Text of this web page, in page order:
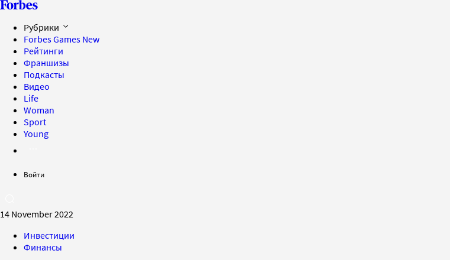
Рубрики
Forbes Games New
Рейтинги
Франшизы
Подкасты
Видео
Life
Woman
Sport
Young
Войти
14 November 2022
Инвестиции
Финансы